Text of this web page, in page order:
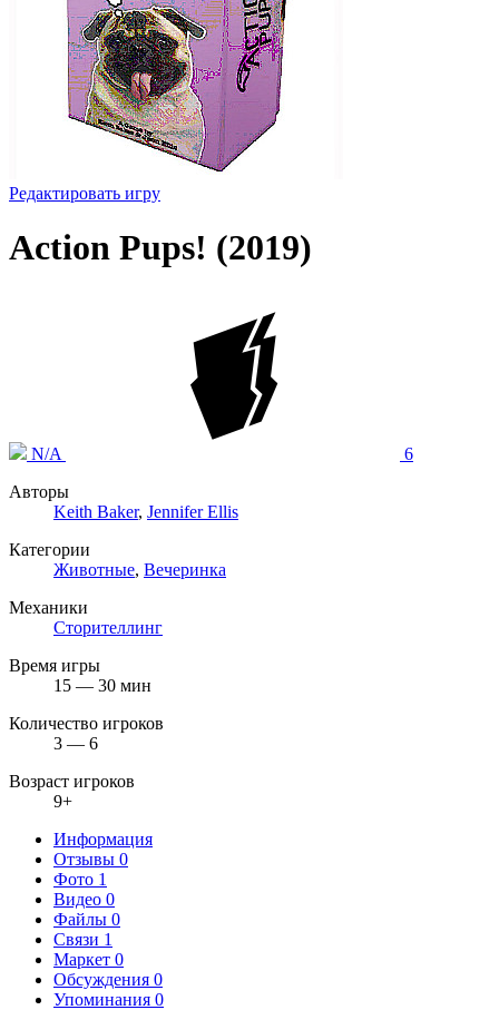
Редактировать игру
Action Pups! (2019)
N/A
6
Авторы
Keith Baker, Jennifer Ellis
Категории
Животные, Вечеринка
Механики
Сторителлинг
Время игры
15 — 30 мин
Количество игроков
3 — 6
Возраст игроков
9+
Информация
Отзывы 0
Фото 1
Видео 0
Файлы 0
Связи 1
Маркет 0
Обсуждения 0
Упоминания 0